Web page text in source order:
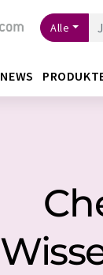
Alle
NEWS